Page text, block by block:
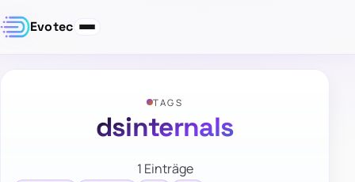
Evotec
TAGS
dsinternals
1 Einträge